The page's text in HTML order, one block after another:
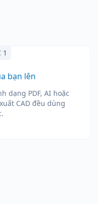
1
bạn lên
dạng PDF, AI hoặc
CAD đều dùng